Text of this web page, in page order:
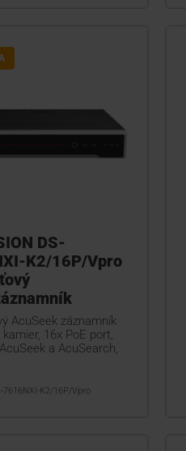
DS-
K2/16P/Vpro
AcuSeek záznamník
16x PoE port,
a AcuSearch,
7616NXI-K2/16P/Vpro